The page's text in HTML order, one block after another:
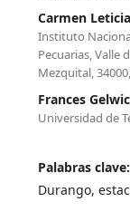
Carmen
Instituto
Pecuarias, Valle
Mezquital,
Frances
Universidad de
Palabras
Durango,